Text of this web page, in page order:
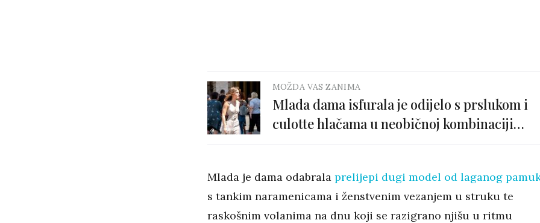
MOŽDA VAS ZANIMA
Mlada dama isfurala je odijelo s prslukom i
culotte hlačama u neobičnoj kombinaciji
Mlada je dama odabrala prelijepi dugi model od laganog
s tankim naramenicama i ženstvenim vezanjem u struku te
raskošnim volanima na dnu koji se razigrano njišu u ritmu